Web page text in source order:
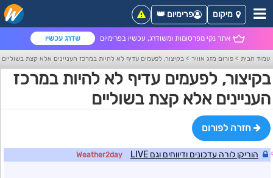
אתר נקי מפרסומות ומשודרג, עכשיו בפרימיום שדרג עכשיו
מיקום פרימיום 👑
עמוד הבית > פורום מזג אוויר > בקיצור, לפעמים עדיף לא להיות במרכז העניינים אלא קצת בשוליים
בקיצור, לפעמים עדיף לא להיות במרכז
העניינים אלא קצת בשוליים
חזרה לפורום
הוריקן לורה עדכונים ודיווחים וגם LIVE Weather2day